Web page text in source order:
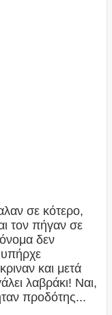
σε κότερο,
τον πήγαν σε
δεν
και μετά
λαβράκι! Ναι,
προδότης...